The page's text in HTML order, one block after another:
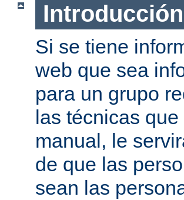
Introducción
Si se tiene
web que sea
para un grupo
las técnicas
manual, le
de que las
sean las